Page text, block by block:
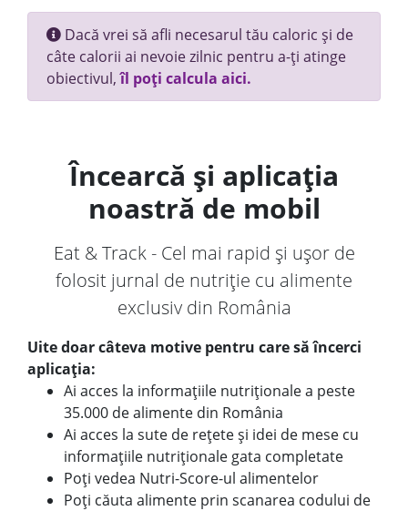
Dacă vrei să afli necesarul tău caloric și de
câte calorii ai nevoie zilnic pentru a-ți atinge
obiectivul,îl poți calcula aici.
Încearcă și aplicația
noastră de mobil
Eat & Track - Cel mai rapid și ușor de
folosit jurnal de nutriție cu alimente
exclusiv din România
Uite doar câteva motive pentru care să încerci
aplicația:
Ai acces la informațiile nutriționale a peste
35.000 de alimente din România
Ai acces la sute de rețete și idei de mese cu
informațiile nutriționale gata completate
Poți vedea Nutri-Score-ul alimentelor
Poți căuta alimente prin scanarea codului de